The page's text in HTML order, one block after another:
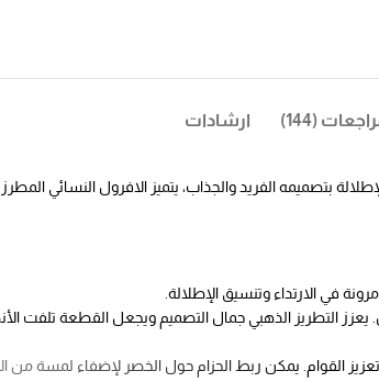
(144) ارشادات
بتصميمه الفريد والجذاب، يتميز الافرول النسائي
في الارتداء وتنسيق الإطلالة.
يعزز التطريز الذهبي جمال التصميم ويجعل القطعة تلفت
القوام. يمكن ربط الحزام حول الخصر لإضفاء لمسة من